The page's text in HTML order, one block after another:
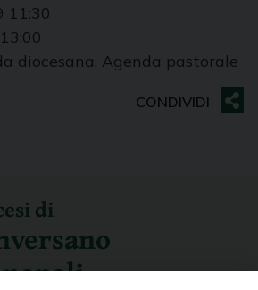
11:30
diocesana, Agenda pastorale
di